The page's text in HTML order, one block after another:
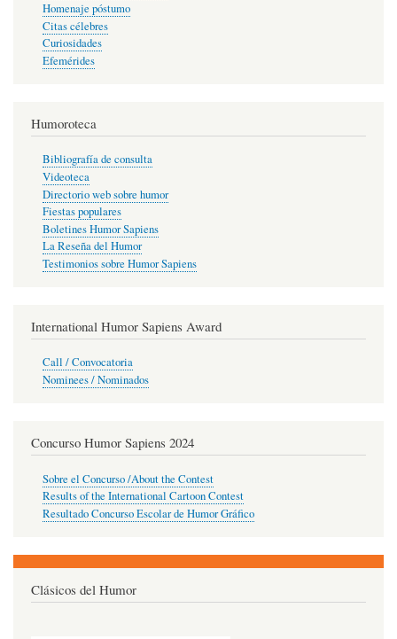
Homenaje póstumo
Citas célebres
Curiosidades
Efemérides
Humoroteca
Bibliografía de consulta
Videoteca
Directorio web sobre humor
Fiestas populares
Boletines Humor Sapiens
La Reseña del Humor
Testimonios sobre Humor Sapiens
International Humor Sapiens Award
Call / Convocatoria
Nominees / Nominados
Concurso Humor Sapiens 2024
Sobre el Concurso /About the Contest
Results of the International Cartoon Contest
Resultado Concurso Escolar de Humor Gráfico
Clásicos del Humor